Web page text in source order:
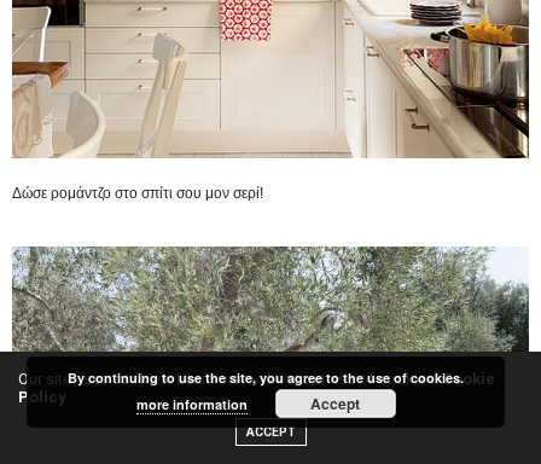
Δώσε ρομάντζο στο σπίτι σου μον σερί!
Our site uses cookies. Learn more about our use of cookies:Cookie
Policy
ACCEPT
By continuing to use the site, you agree to the use of cookies.
more information
Accept